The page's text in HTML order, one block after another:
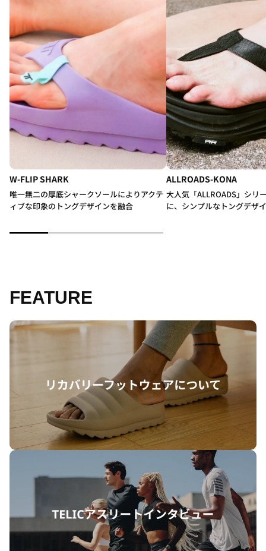
W-FLIP SHARK
唯一無二の厚底シャークソールによりアクテ
ィブな印象のトングデザインを融合
ALLROADS-KONA
大人気「ALLROADS」シリ
に、シンプルなトングデザ
FEATURE